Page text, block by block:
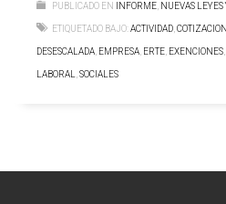
PUBLICADO EN INFORME, NUEVAS
ETIQUETADO BAJO:ACTIVIDAD,
DESESCALADA, EMPRESA, ERTE, EXENCIONES,
LABORAL,SOCIALES